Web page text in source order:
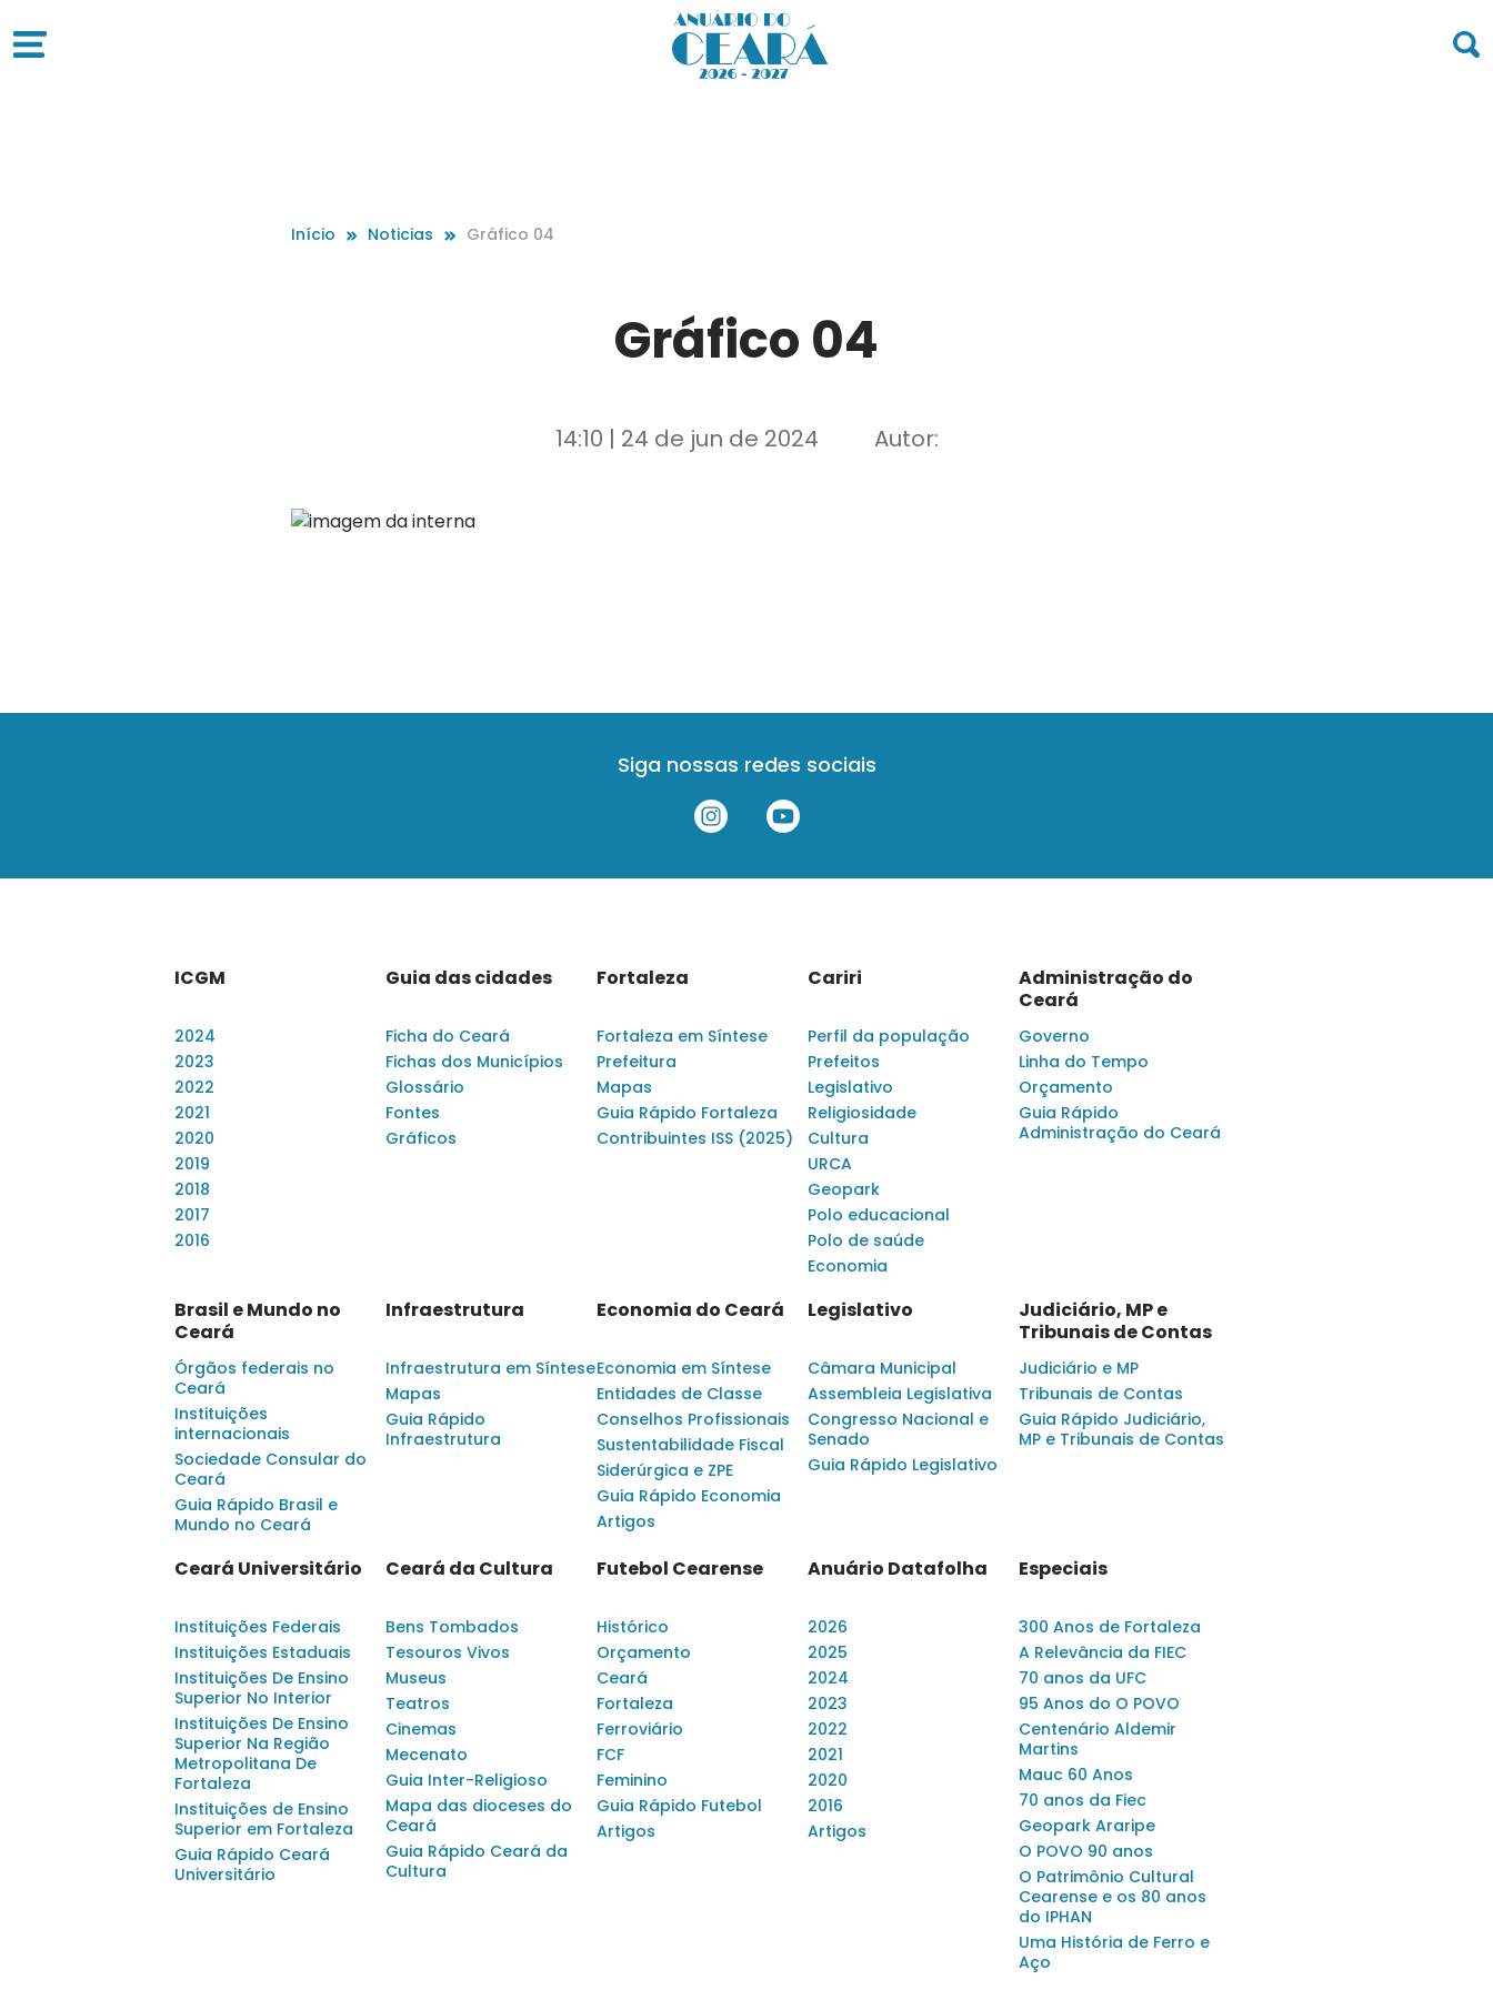
Início Noticias Gráfico 04
Gráfico 04
14:10 | 24 de jun de 2024 Autor:
Siga nossas redes sociais
ICGM
2024
2023
2022
2021
2020
2019
2018
2017
2016
Guia das cidades
Ficha do Ceará
Fichas dos Municípios
Glossário
Fontes
Gráficos
Fortaleza
Fortaleza em Síntese
Prefeitura
Mapas
Guia Rápido Fortaleza
Contribuintes ISS (2025)
Cariri
Perfil da população
Prefeitos
Legislativo
Religiosidade
Cultura
URCA
Geopark
Polo educacional
Polo de saúde
Economia
Administração do
Ceará
Governo
Linha do Tempo
Orçamento
Guia Rápido
Administração do Ceará
Brasil e Mundo no
Ceará
Órgãos federais no
Ceará
Instituições
internacionais
Sociedade Consular do
Ceará
Guia Rápido Brasil e
Mundo no Ceará
Infraestrutura
Infraestrutura em Síntese
Mapas
Guia Rápido
Infraestrutura
Economia do Ceará
Economia em Síntese
Entidades de Classe
Conselhos Profissionais
Sustentabilidade Fiscal
Siderúrgica e ZPE
Guia Rápido Economia
Artigos
Legislativo
Câmara Municipal
Assembleia Legislativa
Congresso Nacional e
Senado
Guia Rápido Legislativo
Judiciário, MP e
Tribunais de Contas
Judiciário e MP
Tribunais de Contas
Guia Rápido Judiciário,
MP e Tribunais de Contas
Ceará Universitário
Instituições Federais
Instituições Estaduais
Instituições De Ensino
Superior No Interior
Instituições De Ensino
Superior Na Região
Metropolitana De
Fortaleza
Instituições de Ensino
Superior em Fortaleza
Guia Rápido Ceará
Universitário
Ceará da Cultura
Bens Tombados
Tesouros Vivos
Museus
Teatros
Cinemas
Mecenato
Guia Inter-Religioso
Mapa das dioceses do
Ceará
Guia Rápido Ceará da
Cultura
Futebol Cearense
Histórico
Orçamento
Ceará
Fortaleza
Ferroviário
FCF
Feminino
Guia Rápido Futebol
Artigos
Anuário Datafolha
2026
2025
2024
2023
2022
2021
2020
2016
Artigos
Especiais
300 Anos de Fortaleza
A Relevância da FIEC
70 anos da UFC
95 Anos do O POVO
Centenário Aldemir
Martins
Mauc 60 Anos
70 anos da Fiec
Geopark Araripe
O POVO 90 anos
O Patrimônio Cultural
Cearense e os 80 anos
do IPHAN
Uma História de Ferro e
Aço